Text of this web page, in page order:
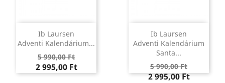
Ib Laursen
Adventi Kalendárium...
Regular
price
5 990,00 FtÁr
2 995,00 Ft
Ib Laursen
Adventi Kalendárium
Santa...
Regular
price
5 990,00 FtÁr
2 995,00 Ft